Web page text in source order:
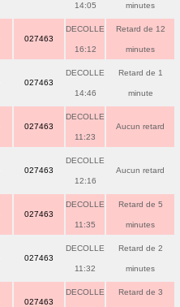
14:05 minutes
027463
DECOLLE
16:12
Retard de 12
minutes
027463
DECOLLE
14:46
Retard de 1
minute
027463
DECOLLE
11:23
Aucun retard
027463
DECOLLE
12:16
Aucun retard
027463
DECOLLE
11:35
Retard de 5
minutes
027463
DECOLLE
11:32
Retard de 2
minutes
027463
DECOLLE Retard de 3